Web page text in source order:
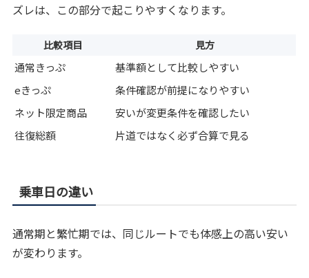
ズレは、この部分で起こりやすくなります。
比較項目 見方
通常きっぷ
基準額として比較しやすい
eきっぷ
条件確認が前提になりやすい
ネット限定商品
安いが変更条件を確認したい
往復総額
片道ではなく必ず合算で見る
乗車日の違い
通常期と繁忙期では、同じルートでも体感上の高い安い
が変わります。